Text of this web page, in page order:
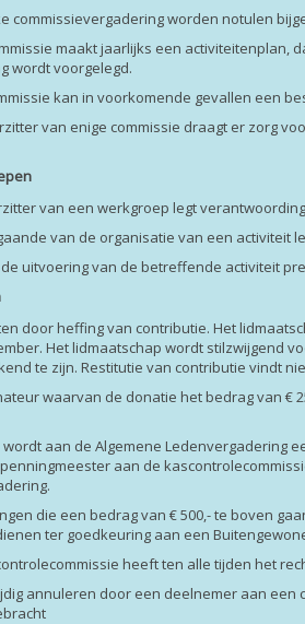
commissievergadering worden notulen
maakt jaarlijks een
wordt voorgelegd.
kan in voorkomende gevallen een
van enige commissie draagt er zorg
van een werkgroep legt
van de organisatie van een activiteit
de uitvoering van de betreffende activiteit
door heffing van contributie. Het
Het lidmaatschap wordt stilzwijgend
te zijn. Restitutie van contributie vindt
waarvan de donatie het bedrag van
wordt aan de Algemene
aan de
die een bedrag van € 500,- te boven
ter goedkeuring aan een
heeft ten alle tijden het
annuleren door een deelnemer aan